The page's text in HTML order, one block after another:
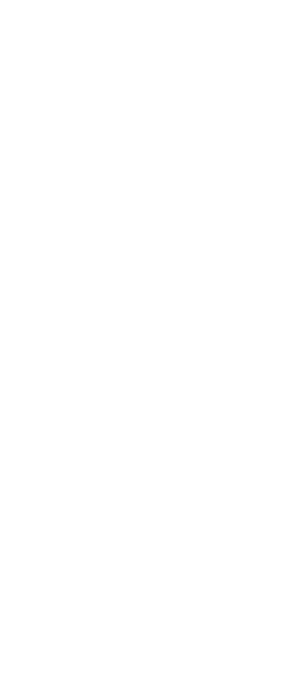
2022!
die unser schönes Rotes Meer zu
halten sie euch stets auf dem
auf dem Programm. Ob im
könnt ihr mit uns zusammen auf die
weniger motiviert auf den Weg zu
wo unser ersten Tauchgang stattfinden
Start in den Tag kann es ja nur so
sich für einen stationären
und vielen weiteren Schwärme